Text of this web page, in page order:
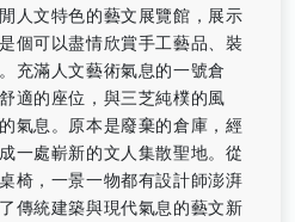
人文特色的藝文展覽館，展示
個可以盡情欣賞手工藝品、裝
充滿人文藝術氣息的一號倉
適的座位，與三芝純樸的風
氣息。原本是廢棄的倉庫，經
一處嶄新的文人集散聖地。從
椅，一景一物都有設計師澎湃
傳統建築與現代氣息的藝文新